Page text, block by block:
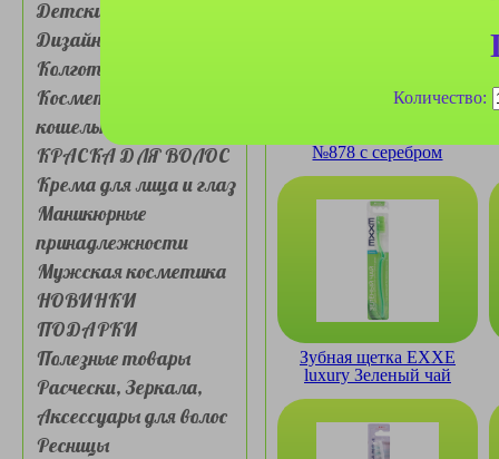
Количество:
Детские товары
Дизайн для ногтей
Колготки, носочки
Косметички, сумочки,
кошельки
КРАСКА ДЛЯ ВОЛОС
Крема для лица и глаз
Маникюрные
принадлежности
Мужская косметика
НОВИНКИ
ПОДАРКИ
Полезные товары
Расчески, Зеркала,
Аксессуары для волос
Ресницы
№878 с серебром
Зубная щетка EXXE
luxury Зеленый чай